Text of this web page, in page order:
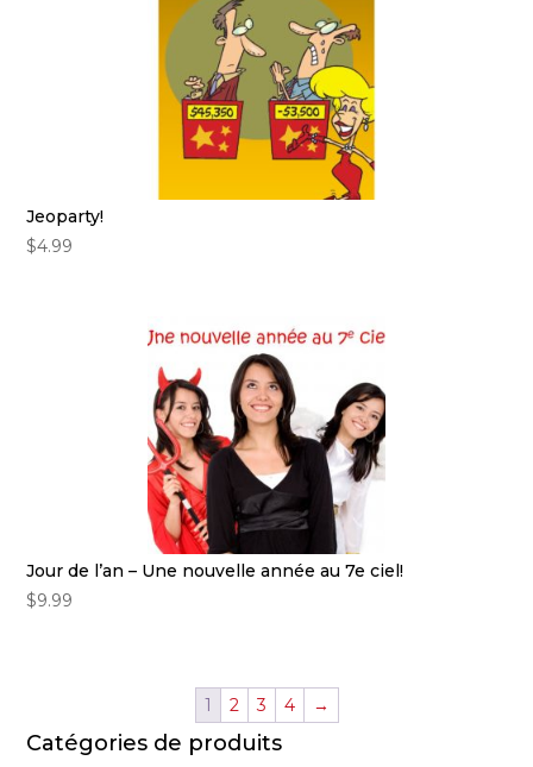
Jeoparty!
$4.99
Jour de l’an – Une nouvelle année au 7e ciel!
$9.99
1 2 3 4 →
Catégories de produits